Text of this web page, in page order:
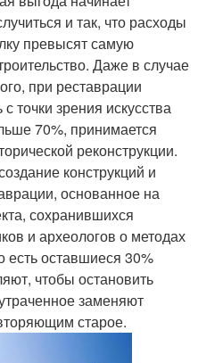
и так, что расходы
превысят самую
Даже в случае
при реставрации
точки зрения искусства
70%, принимается
реконструкции.
конструкций и
основанное на
сохранившихся
и археологов о методах
есть оставшиеся 30%
чтобы остановить
заменяют
старое.